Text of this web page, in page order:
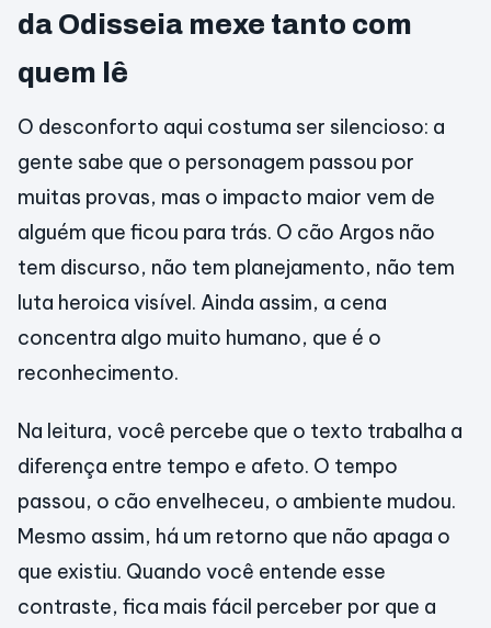
da Odisseia mexe tanto com
quem lê
O desconforto aqui costuma ser silencioso: a
gente sabe que o personagem passou por
muitas provas, mas o impacto maior vem de
alguém que ficou para trás. O cão Argos não
tem discurso, não tem planejamento, não tem
luta heroica visível. Ainda assim, a cena
concentra algo muito humano, que é o
reconhecimento.
Na leitura, você percebe que o texto trabalha a
diferença entre tempo e afeto. O tempo
passou, o cão envelheceu, o ambiente mudou.
Mesmo assim, há um retorno que não apaga o
que existiu. Quando você entende esse
contraste, fica mais fácil perceber por que a